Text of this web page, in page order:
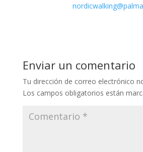
Enviar un comentario
Tu dirección de correo electrónico
Los campos obligatorios están